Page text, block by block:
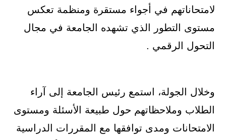
لامتحاناتهم في أجواء مستقرة ومنظمة تعكس
مستوى التطور الذي تشهده الجامعة في مجال
التحول الرقمي .
وخلال الجولة، استمع رئيس الجامعة إلى آراء
الطلاب وملاحظاتهم حول طبيعة الأسئلة ومستوى
الامتحانات ومدى توافقها مع المقررات الدراسية